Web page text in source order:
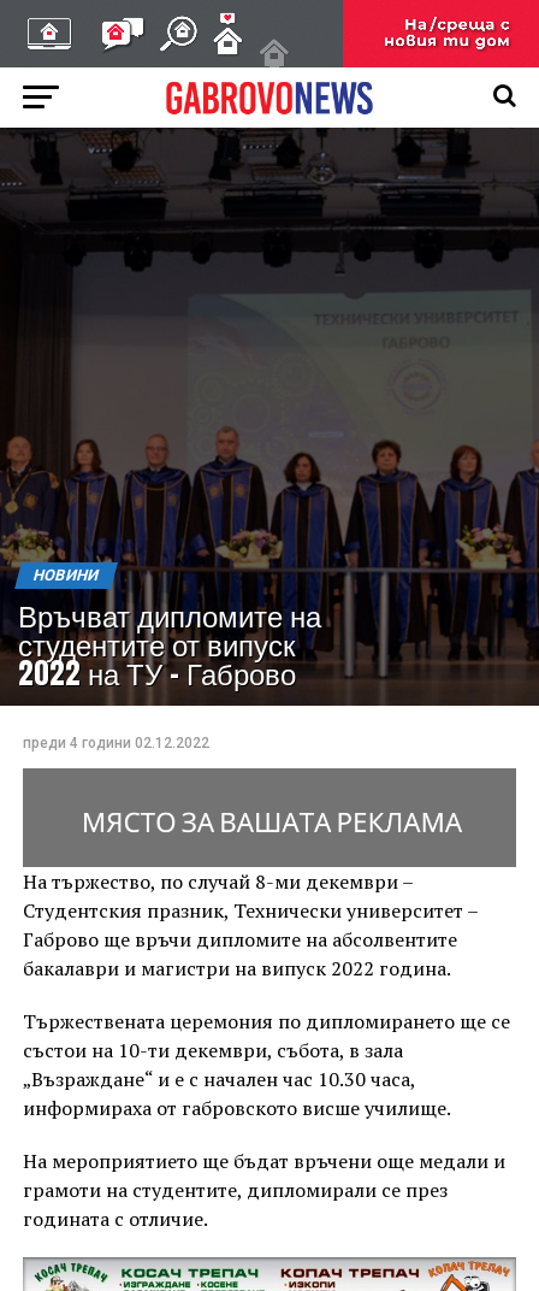
НОВИНИ
Връчват дипломите на
студентите от випуск
2022 на ТУ – Габрово
преди 4 години 02.12.2022
На тържество, по случай 8-ми декември –
Студентския празник, Технически университет –
Габрово ще връчи дипломите на абсолвентите
бакалаври и магистри на випуск 2022 година.
Тържествената церемония по дипломирането ще се
състои на 10-ти декември, събота, в зала
„Възраждане“ и е с начален час 10.30 часа,
информираха от габровското висше училище.
На мероприятието ще бъдат връчени още медали и
грамоти на студентите, дипломирали се през
годината с отличие.